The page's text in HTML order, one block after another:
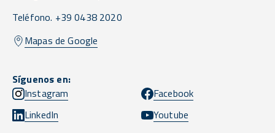
Teléfono. +39 0438 2020
Mapas de Google
Síguenos en:
Instagram
Facebook
LinkedIn
Youtube